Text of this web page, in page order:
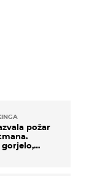
požar
gorjelo,